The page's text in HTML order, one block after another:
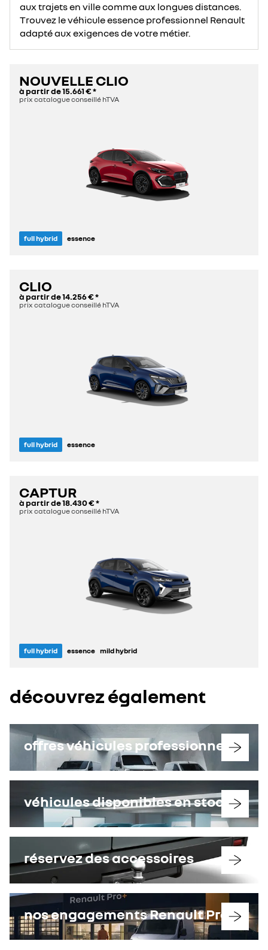
aux trajets en ville comme aux longues distances.
Trouvez le véhicule essence professionnel Renault
adapté aux exigences de votre métier.
NOUVELLE CLIO
à partir de15.661 €*
prix catalogue conseillé hTVA
full hybrid essence
CLIO
à partir de14.256 €*
prix catalogue conseillé hTVA
full hybrid essence
CAPTUR
à partir de18.430 €*
prix catalogue conseillé hTVA
full hybrid essence mild hybrid
découvrez également
offres véhicules professionnels
véhicules disponibles en stock
réservez des accessoires
nos engagements Renault Pro+